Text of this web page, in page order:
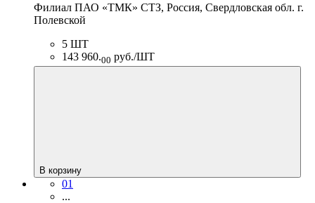
Филиал ПАО «ТМК» СТЗ, Россия, Свердловская обл. г.
Полевской
5 ШТ
143 960.00 руб./ШТ
В корзину
01
...